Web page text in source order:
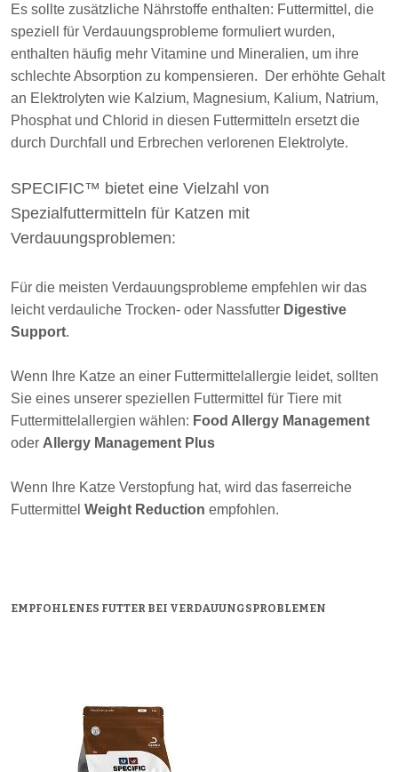
Es sollte zusätzliche Nährstoffe enthalten: Futtermittel, die
speziell für Verdauungsprobleme formuliert wurden,
enthalten häufig mehr Vitamine und Mineralien, um ihre
schlechte Absorption zu kompensieren. Der erhöhte Gehalt
an Elektrolyten wie Kalzium, Magnesium, Kalium, Natrium,
Phosphat und Chlorid in diesen Futtermitteln ersetzt die
durch Durchfall und Erbrechen verlorenen Elektrolyte.
SPECIFIC™ bietet eine Vielzahl von
Spezialfuttermitteln für Katzen mit
Verdauungsproblemen:
Für die meisten Verdauungsprobleme empfehlen wir das
leicht verdauliche Trocken- oder Nassfutter Digestive
Support.
Wenn Ihre Katze an einer Futtermittelallergie leidet, sollten
Sie eines unserer speziellen Futtermittel für Tiere mit
Futtermittelallergien wählen: Food Allergy Management
oder Allergy Management Plus
Wenn Ihre Katze Verstopfung hat, wird das faserreiche
FuttermittelWeight Reduction empfohlen.
EMPFOHLENES FUTTER BEI VERDAUUNGSPROBLEMEN